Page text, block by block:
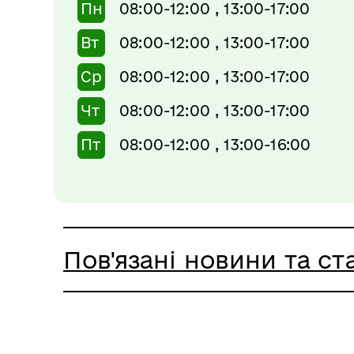
Пн
08:00-12:00 , 13:00-17:00
Вт
08:00-12:00 , 13:00-17:00
Ср
08:00-12:00 , 13:00-17:00
Чт
08:00-12:00 , 13:00-17:00
Пт
08:00-12:00 , 13:00-16:00
Пов'язані новини та